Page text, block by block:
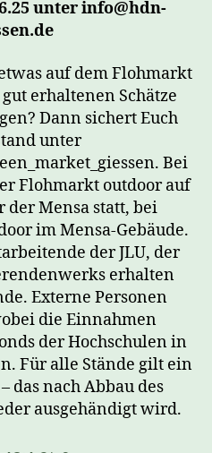
unter info@hdn-
auf dem Flohmarkt
erhaltenen Schätze
Dann sichert Euch
unter
Bei
Flohmarkt outdoor auf
der Mensa statt, bei
im Mensa-Gebäude.
der JLU, der
erhalten
Externe Personen
die Einnahmen
der Hochschulen in
Für alle Stände gilt ein
das nach Abbau des
ausgehändigt wird.